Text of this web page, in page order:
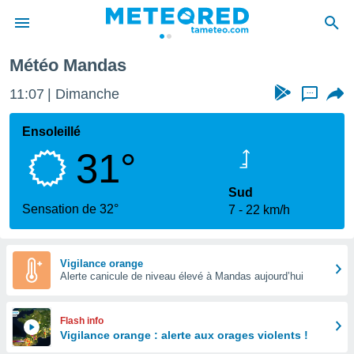
de
Météo Mandas
11:07 Dimanche ...
Ensoleillé
31°
Sensation de 32°
Sud
7
22 km/h
Vigilance orange
Alerte canicule de niveau élevé à Mandas aujourd’hui
Flash info
Vigilance orange : alerte aux orages violents !